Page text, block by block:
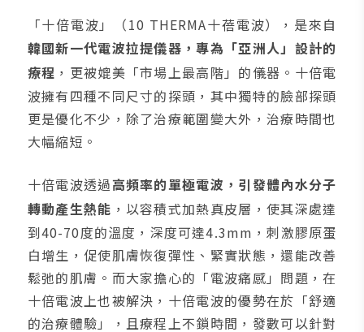
「十倍電波」（10 THERMA十蓓電波），是來自
韓國新一代電波拉提儀器，專為「亞洲人」設計的
療程 ，更被媲美「市場上最高階」的儀器。十倍電
波擁有四種不同尺寸的探頭，其中獨特的臉部探頭
更是優化不少，除了治療範圍變大外，治療時間也
大幅縮短。
十倍電波透過高頻率的單極電波，引發體內水分子
轉動產生熱能 ，以容積式加熱真皮層，使其深處達
到40-70度的溫度，深度可達4.3mm，刺激膠原蛋
白增生，促使肌膚恢復彈性、緊實狀態，還能改善
鬆弛的肌膚。而大家擔心的「電波痛感」問題，在
十倍電波上也被解決，十倍電波的優勢在於「舒適
的治療體驗」，且療程上不鎖時間，發數可以針對